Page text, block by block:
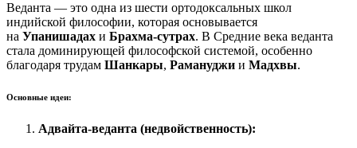
Веданта — это одна из шести ортодоксальных школ
индийской философии, которая основывается
на Упанишадах и Брахма-сутрах. В Средние века веданта
стала доминирующей философской системой, особенно
благодаря трудам Шанкары, Рамануджи и Мадхвы.
Основные идеи:
Адвайта-веданта (недвойственность):